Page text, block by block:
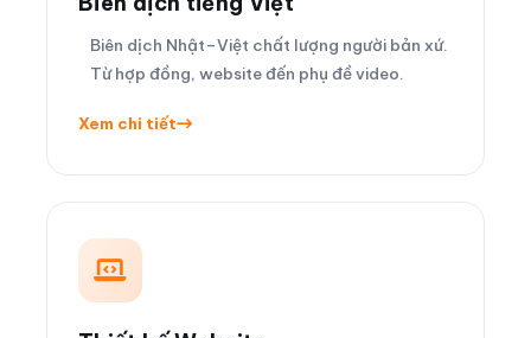
Biên dịch Nhật–Việt chất lượng người bản xứ.
Từ hợp đồng, website đến phụ đề video.
Xem chi tiết